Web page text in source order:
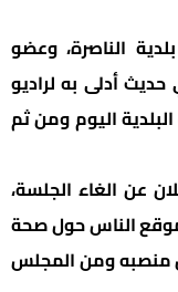
الناصرة، وعضو
أدلى به لراديو
اليوم ومن ثم
عن الغاء الجلسة،
الناس حول صحة
منصبه ومن المجلس